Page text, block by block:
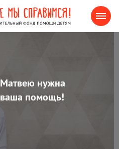
Матвею нужна
ваша помощь!